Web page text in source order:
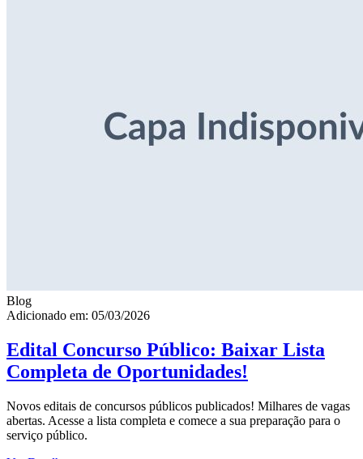
Blog
Adicionado em: 05/03/2026
Edital Concurso Público: Baixar Lista
Completa de Oportunidades!
Novos editais de concursos públicos publicados! Milhares de vagas
abertas. Acesse a lista completa e comece a sua preparação para o
serviço público.